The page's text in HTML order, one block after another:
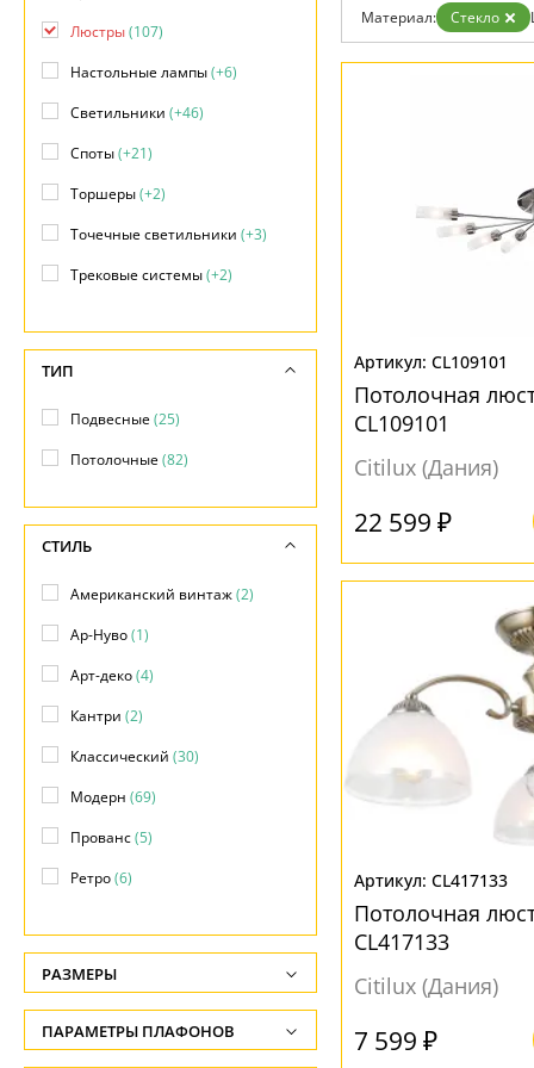
Возврат
Отзывы
Установка
Дизайнерам
Бренды
Контакты
Материал: Стекло
CL109101
Потолочная
CL109101
Citilux (Дания)
22 599 ₽
CL417133
Потолочная
CL417133
Citilux (Дания)
7 599 ₽
Люстры(107)
Настольные лампы(+6)
Светильники (+46)
Споты(+21)
Торшеры(+2)
Точечные светильники (+3)
Трековые системы(+2)
ТИП
Подвесные(25)
Потолочные(82)
СТИЛЬ
Американский винтаж(2)
Ар-Нуво(1)
Арт-деко(4)
Кантри (2)
Классический (30)
Модерн (69)
Прованс(5)
Ретро(6)
РАЗМЕРЫ
Высота, см
-
ПАРАМЕТРЫ ПЛАФОНОВ